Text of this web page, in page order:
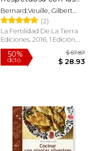
Abejas
Bernard;Veuille, Gilbert
Bertrand
(2)
La Fertilidad De La Tierra
Ediciones, 2016, 1 Edición,
Tapa Blanda, Nuevo
50%
dcto.